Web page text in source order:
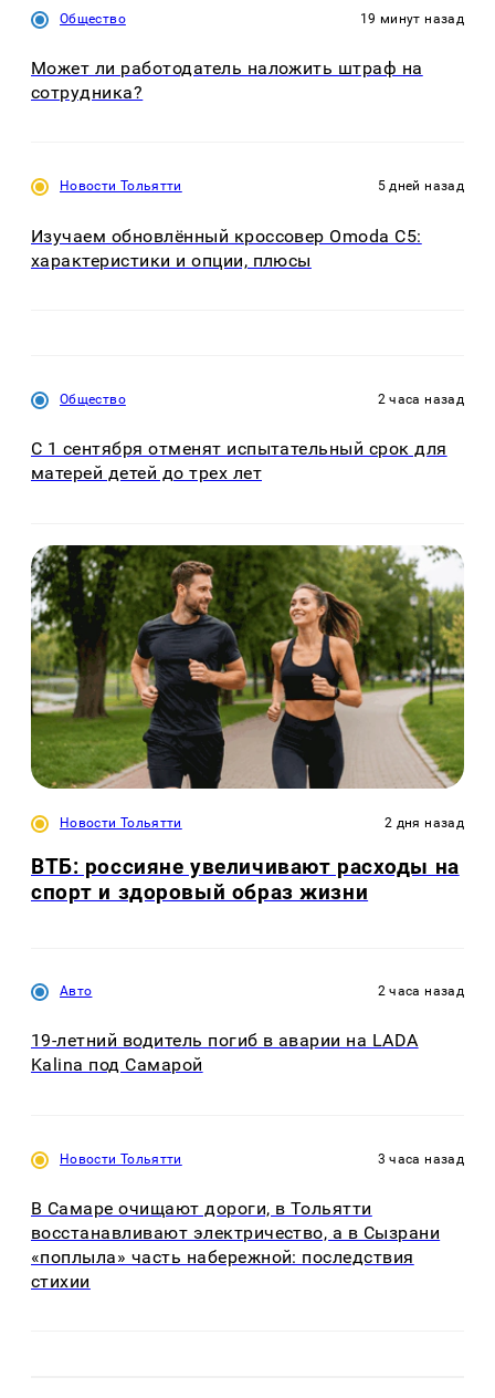
Общество 19 минут назад
Может ли работодатель наложить штраф на
сотрудника?
Новости Тольятти 5 дней назад
Изучаем обновлённый кроссовер Omoda C5:
характеристики и опции, плюсы
Общество 2 часа назад
С 1 сентября отменят испытательный срок для
матерей детей до трех лет
Новости Тольятти 2 дня назад
ВТБ: россияне увеличивают расходы на
спорт и здоровый образ жизни
Авто 2 часа назад
19-летний водитель погиб в аварии на LADA
Kalina под Самарой
Новости Тольятти 3 часа назад
В Самаре очищают дороги, в Тольятти
восстанавливают электричество, а в Сызрани
«поплыла» часть набережной: последствия
стихии